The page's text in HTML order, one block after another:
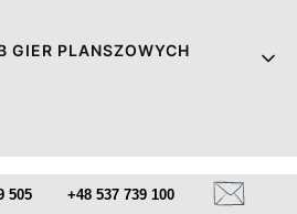
GIER PLANSZOWYCH
505 +48 537 739 100